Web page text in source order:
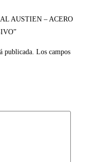
AUSTIEN – ACERO
publicada. Los campos